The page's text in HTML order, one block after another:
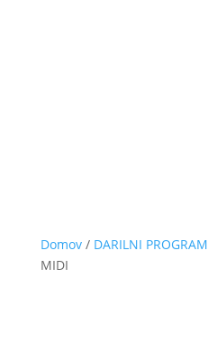
Domov/ DARILNI PROGRAM
MIDI